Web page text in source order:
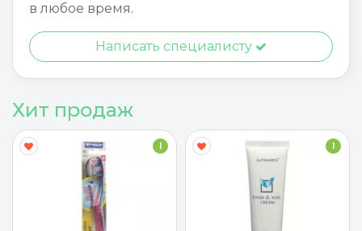
в любое время.
Написать специалисту
Хит продаж